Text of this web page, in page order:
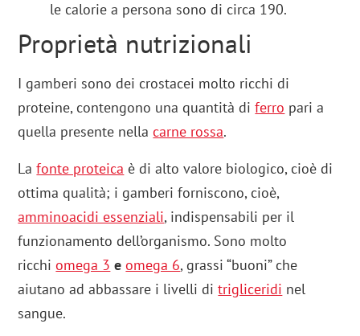
le calorie a persona sono di circa 190.
Proprietà nutrizionali
I gamberi sono dei crostacei molto ricchi di
proteine, contengono una quantità di ferro pari a
quella presente nellacarne rossa.
Lafonte proteica è di alto valore biologico, cioè di
ottima qualità; i gamberi forniscono, cioè,
amminoacidi essenziali, indispensabili per il
funzionamento dell’organismo. Sono molto
ricchiomega 3 eomega 6, grassi “buoni” che
aiutano ad abbassare i livelli ditrigliceridi nel
sangue.